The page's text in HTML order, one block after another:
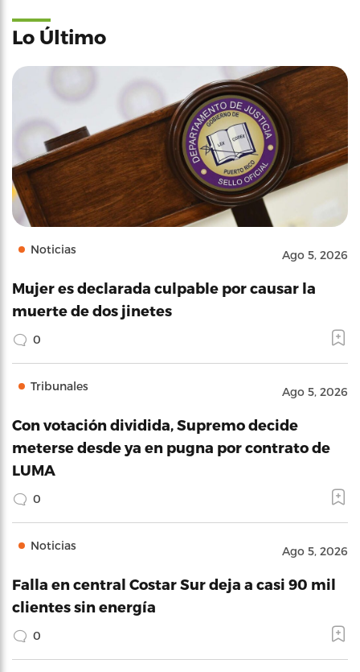
Lo Último
Noticias Ago 5, 2026
Mujer es declarada culpable por causar la
muerte de dos jinetes
0
Tribunales Ago 5, 2026
Con votación dividida, Supremo decide
meterse desde ya en pugna por contrato de
LUMA
0
Noticias Ago 5, 2026
Falla en central Costar Sur deja a casi 90 mil
clientes sin energía
0